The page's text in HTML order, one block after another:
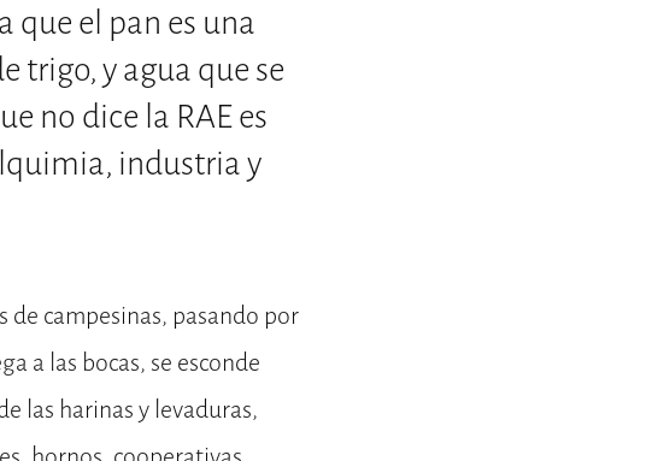
que el pan es una
trigo, y agua que se
no dice la RAE es
industria y
de campesinas, pasando por
a las bocas, se esconde
las harinas y levaduras,